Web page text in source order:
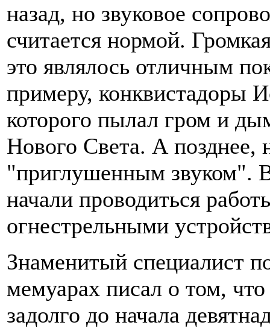
назад, но звуковое
считается нормой.
это являлось отличным
примеру, конквистадоры
которого пылал гром и
Нового Света. А позднее,
"приглушенным звуком". В
начали проводиться
огнестрельными
Знаменитый специалист
мемуарах писал о том,
задолго до начала